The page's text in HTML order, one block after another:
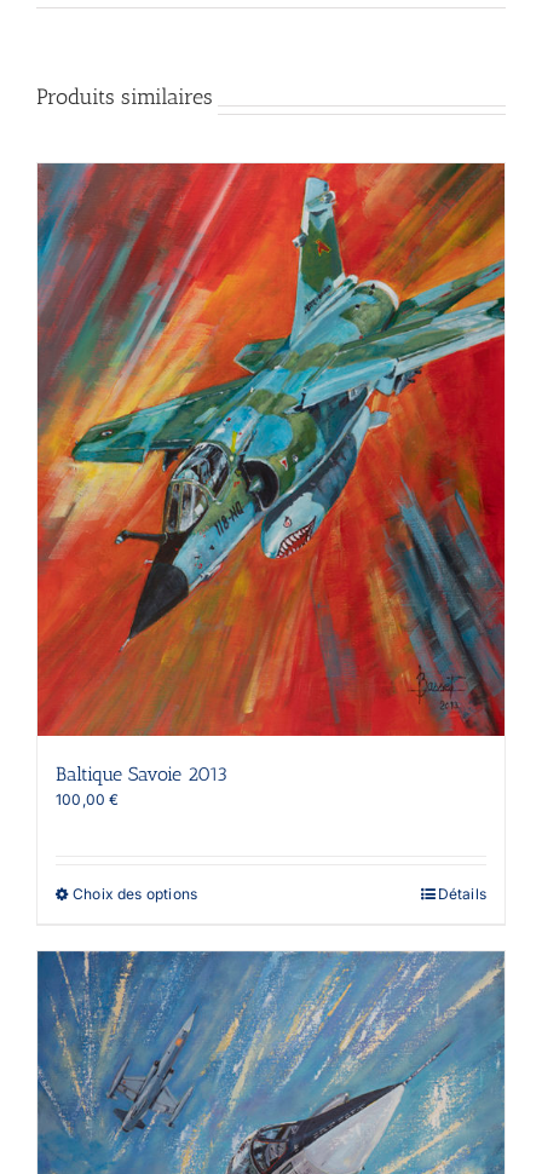
Produits similaires
Baltique Savoie 2013
100,00€
Choix des optionsCe
plusieurs
variations.
Les
options
peuvent
être
choisies
sur
la
page
Détails